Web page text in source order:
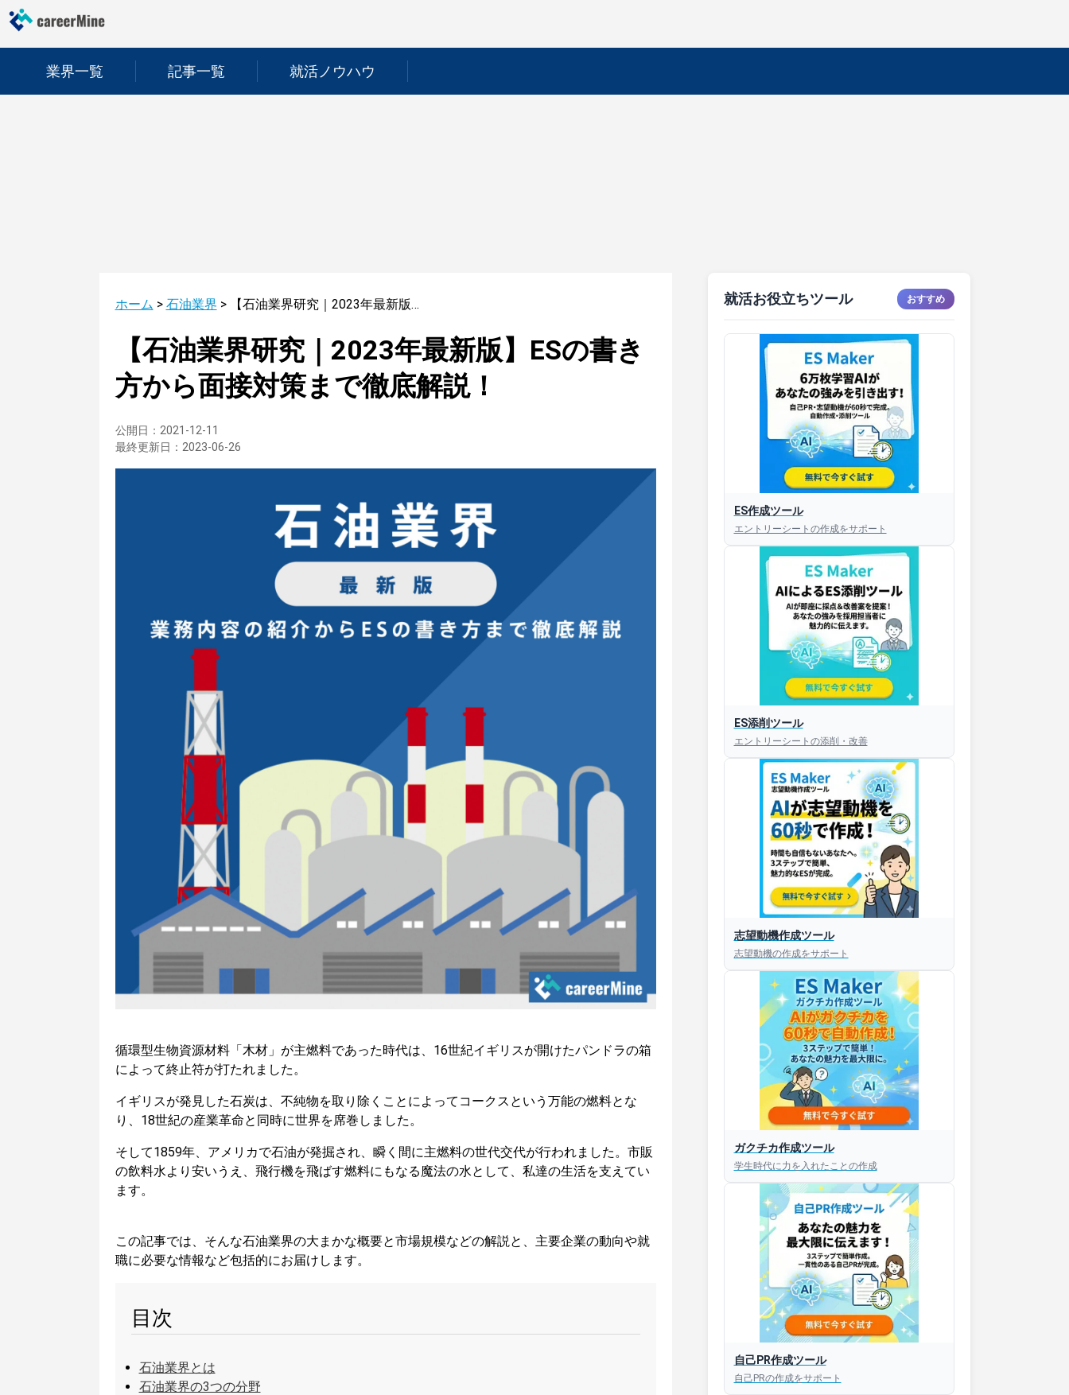
業界一覧 記事一覧 就活ノウハウ
ホーム > 石油業界 > 【石油業界研究｜2023年最新版】ESの書き方から面接対策まで徹底解説！
【石油業界研究｜2023年最新版】ESの書き
方から面接対策まで徹底解説！
公開日： 2021-12-11
最終更新日： 2023-06-26
循環型生物資源材料「木材」が主燃料であった時代は、16世紀イギリスが開けたパンドラの箱
によって終止符が打たれました。
イギリスが発見した石炭は、不純物を取り除くことによってコークスという万能の燃料とな
り、18世紀の産業革命と同時に世界を席巻しました。
そして1859年、アメリカで石油が発掘され、瞬く間に主燃料の世代交代が行われました。市販
の飲料水より安いうえ、飛行機を飛ばす燃料にもなる魔法の水として、私達の生活を支えてい
ます。
この記事では、そんな石油業界の大まかな概要と市場規模などの解説と、主要企業の動向や就
職に必要な情報など包括的にお届けします。
目次
石油業界とは
石油業界の3つの分野
就活お役立ちツール おすすめ
ES作成ツール
エントリーシートの作成をサポート
ES添削ツール
エントリーシートの添削・改善
志望動機作成ツール
志望動機の作成をサポート
ガクチカ作成ツール
学生時代に力を入れたことの作成
自己PR作成ツール
自己PRの作成をサポート